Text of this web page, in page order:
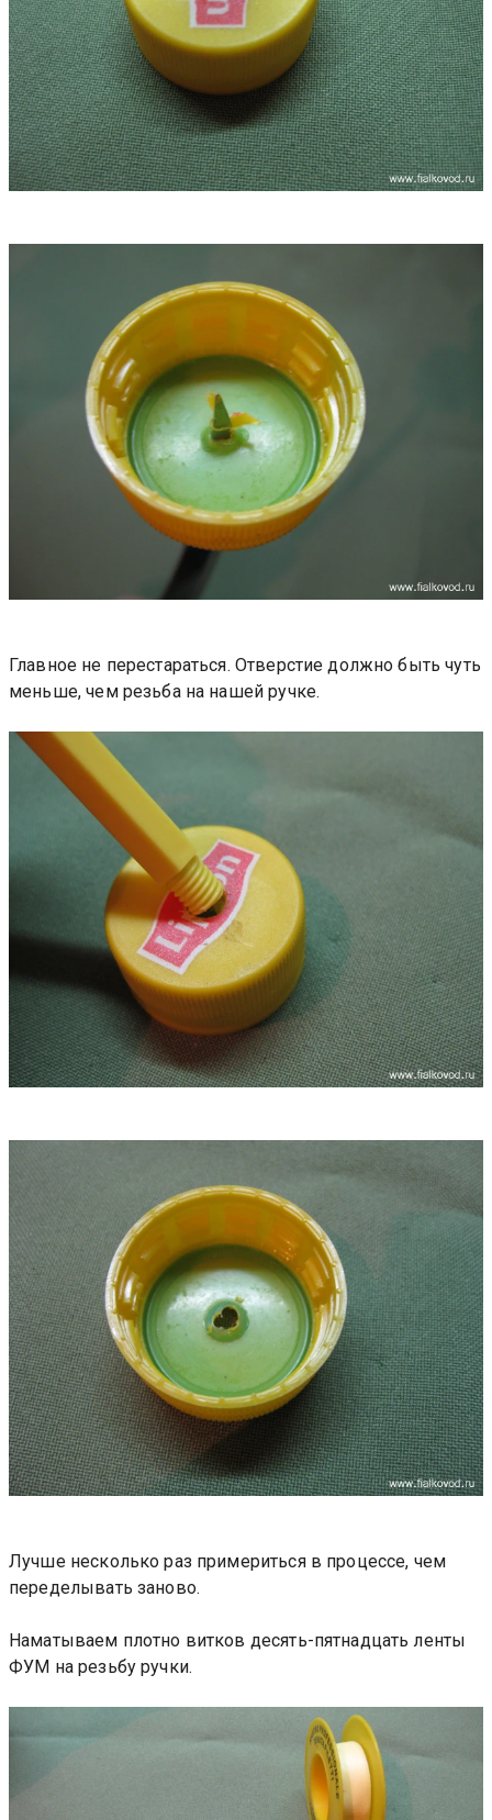
Главное не перестараться. Отверстие должно быть чуть
меньше, чем резьба на нашей ручке.
Лучше несколько раз примериться в процессе, чем
переделывать заново.
Наматываем плотно витков десять-пятнадцать ленты
ФУМ на резьбу ручки.